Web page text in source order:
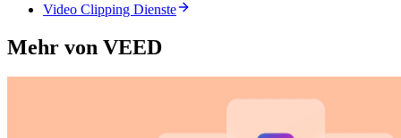
Video Clipping Dienste
Mehr von VEED